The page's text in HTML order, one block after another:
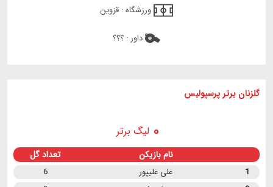
ورزشگاه : قزوین
داور : ؟؟؟
گلزنان برتر پرسپولیس
لیگ برتر
نام بازیکن تعداد گل
1 علی علیپور
6